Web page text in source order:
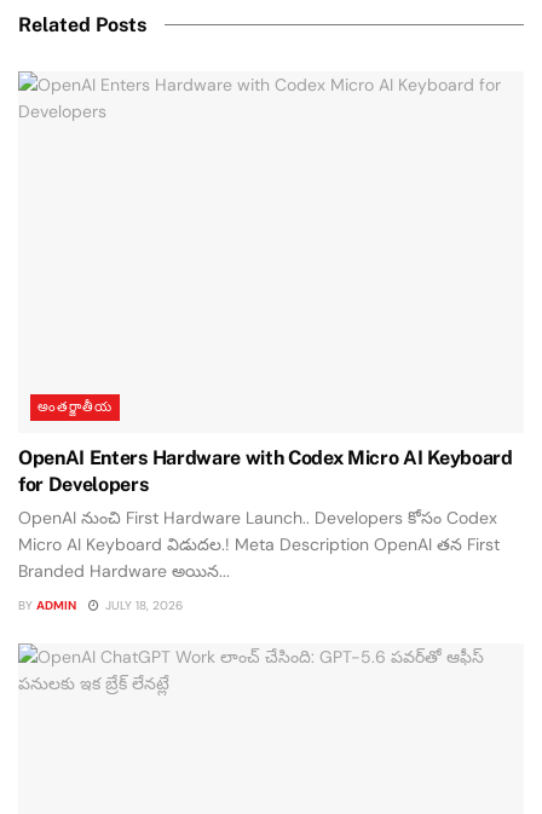
Related Posts
అంతర్జాతీయ
OpenAI Enters Hardware with Codex Micro AI Keyboard
for Developers
OpenAI నుంచి First Hardware Launch.. Developers కోసం Codex
Micro AI Keyboard విడుదల.! Meta Description OpenAI తన First
Branded Hardware అయిన...
BY ADMIN JULY 18, 2026